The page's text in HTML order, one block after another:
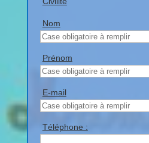
Nom
Prénom
E-mail
Téléphone :